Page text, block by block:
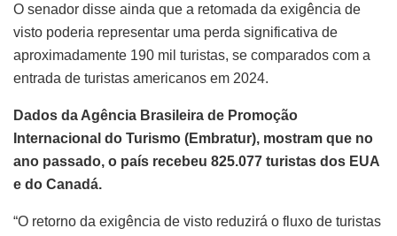
O senador disse ainda que a retomada da exigência de
visto poderia representar uma perda significativa de
aproximadamente 190 mil turistas, se comparados com a
entrada de turistas americanos em 2024.
Dados da Agência Brasileira de Promoção
Internacional do Turismo (Embratur), mostram que no
ano passado, o país recebeu 825.077 turistas dos EUA
e do Canadá.
“O retorno da exigência de visto reduzirá o fluxo de turistas